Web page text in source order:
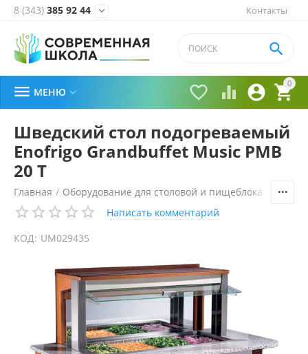
Контакты
8 (343) 385 92 44 
0


 

 МЕНЮ 
Шведский стол подогреваемый
Enofrigo Grandbuffet Music PMB
20 Т
Главная / Оборудование для столовой и пищеблока
Написать комментарий
КОД: UM029435